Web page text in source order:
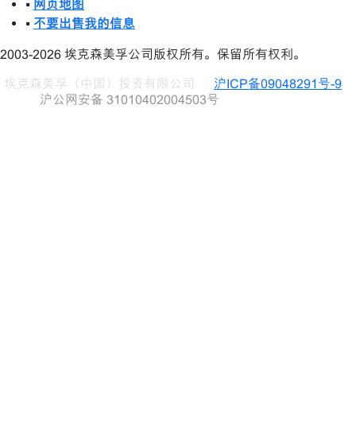
• 网页地图
• 不要出售我的信息
2003-2026 埃克森美孚公司版权所有。保留所有权利。
埃克森美孚（中国）投资有限公司
沪ICP备09048291号-9
沪公网安备 31010402004503号